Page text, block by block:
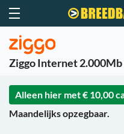
Ziggo Internet
Alleen hier met€ 10,00
Maandelijks opzegbaar.